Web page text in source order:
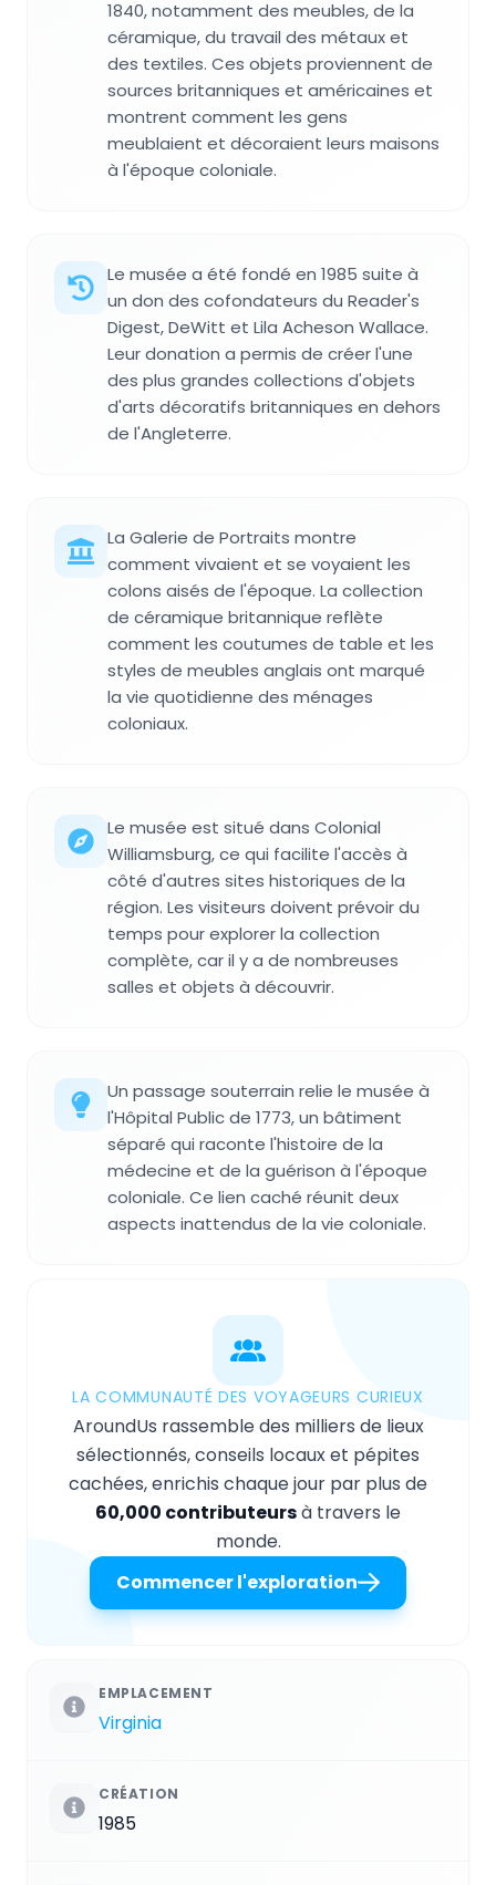
1840, notamment des meubles, de la
céramique, du travail des métaux et
des textiles. Ces objets proviennent de
sources britanniques et américaines et
montrent comment les gens
meublaient et décoraient leurs maisons
à l'époque coloniale.
Le musée a été fondé en 1985 suite à
un don des cofondateurs du Reader's
Digest, DeWitt et Lila Acheson Wallace.
Leur donation a permis de créer l'une
des plus grandes collections d'objets
d'arts décoratifs britanniques en dehors
de l'Angleterre.
La Galerie de Portraits montre
comment vivaient et se voyaient les
colons aisés de l'époque. La collection
de céramique britannique reflète
comment les coutumes de table et les
styles de meubles anglais ont marqué
la vie quotidienne des ménages
coloniaux.
Le musée est situé dans Colonial
Williamsburg, ce qui facilite l'accès à
côté d'autres sites historiques de la
région. Les visiteurs doivent prévoir du
temps pour explorer la collection
complète, car il y a de nombreuses
salles et objets à découvrir.
Un passage souterrain relie le musée à
l'Hôpital Public de 1773, un bâtiment
séparé qui raconte l'histoire de la
médecine et de la guérison à l'époque
coloniale. Ce lien caché réunit deux
aspects inattendus de la vie coloniale.
LA COMMUNAUTÉ DES VOYAGEURS CURIEUX
AroundUs rassemble des milliers de lieux
sélectionnés, conseils locaux et pépites
cachées, enrichis chaque jour par plus de
60,000 contributeursà travers le
monde.
Commencer l'exploration
EMPLACEMENT
Virginia
CRÉATION
1985